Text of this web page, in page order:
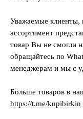
Уважаемые клиенты,
ассортимент
товар Вы не смогли
обращайтесь по
менеджерам и мы с
Больше товаров в
https://t.me/